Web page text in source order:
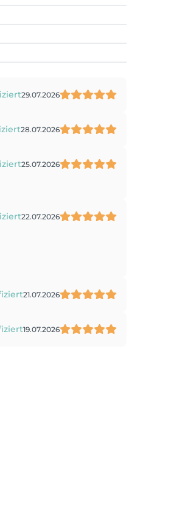
29.07.2026
28.07.2026
25.07.2026
22.07.2026
21.07.2026
19.07.2026